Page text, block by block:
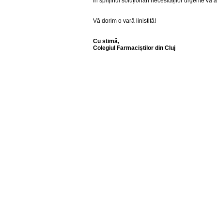
Vă dorim o vară linistită!
Cu stimă,
Colegiul Farmaciștilor din Cluj